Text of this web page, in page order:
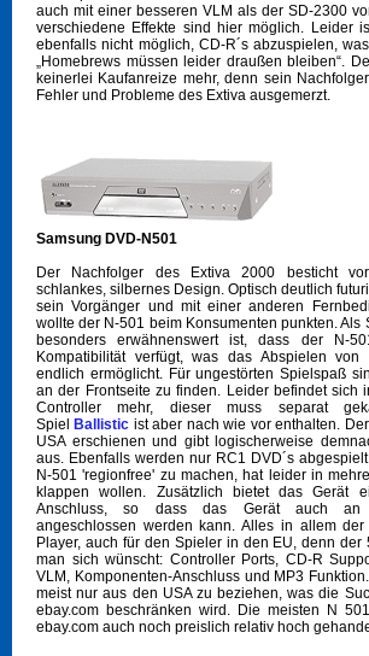
auch mit einer besseren VLM als der SD-2300
verschiedene Effekte sind hier möglich. Leider
ebenfalls nicht möglich, CD-R´s abzuspielen,
„Homebrews müssen leider draußen bleiben“.
keinerlei Kaufanreize mehr, denn sein
Fehler und Probleme des Extiva ausgemerzt.
Samsung DVD-N501
Der Nachfolger des Extiva 2000 besticht
schlankes, silbernes Design. Optisch deutlich
sein Vorgänger und mit einer anderen
wollte der N-501 beim Konsumenten punkten. Als
besonders erwähnenswert ist, dass der N-
Kompatibilität verfügt, was das Abspielen von
endlich ermöglicht. Für ungestörten Spielspaß
an der Frontseite zu finden. Leider befindet sich
Controller mehr, dieser muss separat
Spiel
Ballistic ist aber nach wie vor enthalten.
USA erschienen und gibt logischerweise
aus. Ebenfalls werden nur RC1 DVD´s
N-501 'regionfree' zu machen, hat leider in
klappen wollen. Zusätzlich bietet das Gerät
Anschluss, so dass das Gerät auch an
angeschlossen werden kann. Alles in allem der
Player, auch für den Spieler in den EU, denn der
man sich wünscht: Controller Ports, CD-R
VLM, Komponenten-Anschluss und MP3
meist nur aus den USA zu beziehen, was die
ebay.com beschränken wird. Die meisten N
ebay.com auch noch preislich relativ hoch